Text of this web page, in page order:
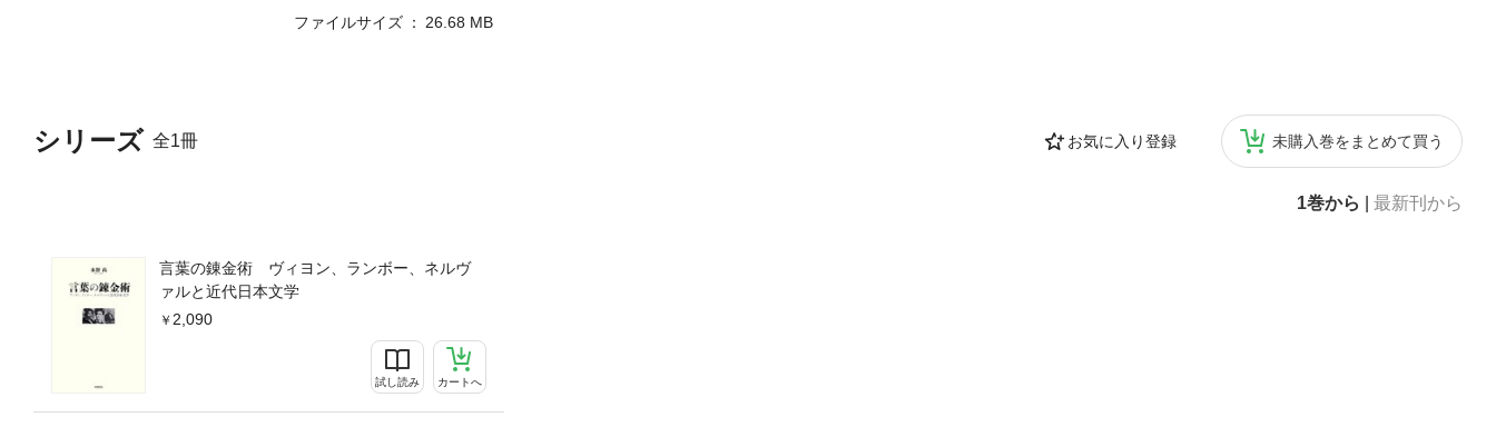
シリーズ 全1冊 お気に入り登録 未購入巻をまとめて買う
1巻から 最新刊から
言葉の錬金術 ヴィヨン、ランボー、ネルヴ
ァルと近代日本文学
2,090
試し読み カートへ
ファイルサイズ
26.68 MB